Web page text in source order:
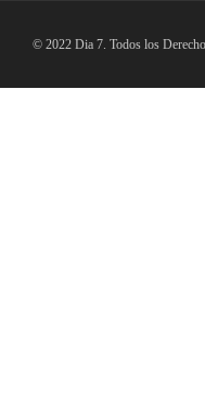
© 2022 Dia 7. Todos los